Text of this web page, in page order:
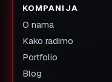
KOMPANIJA
O nama
Kako radimo
Portfolio
Blog